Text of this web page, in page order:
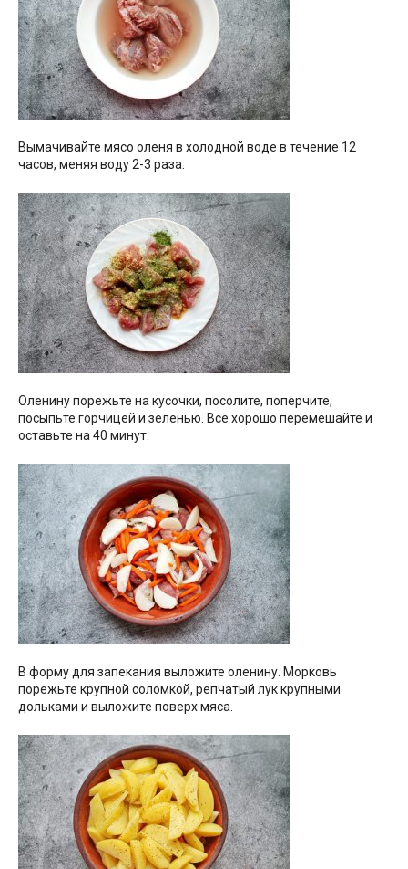
Вымачивайте мясо оленя в холодной воде в течение 12
часов, меняя воду 2-3 раза.
Оленину порежьте на кусочки, посолите, поперчите,
посыпьте горчицей и зеленью. Все хорошо перемешайте и
оставьте на 40 минут.
В форму для запекания выложите оленину. Морковь
порежьте крупной соломкой, репчатый лук крупными
дольками и выложите поверх мяса.